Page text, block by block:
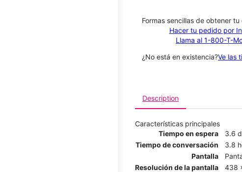
​​​​​​​Formas sencillas de obtener
Hacer tu pedido por
Llama al 1-800-T-
¿No está en existencia?Ve las
Description
Características principales
Tiempo en espera
3.6
Tiempo de conversación
3.8
Pantalla
Resolución de la pantalla
438